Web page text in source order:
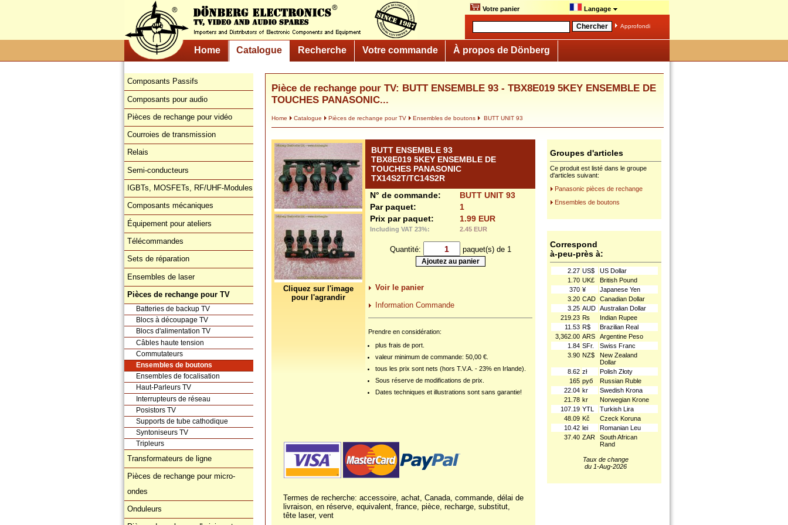
Votre panier Langage
Approfondi
Home Catalogue Recherche Votre commande À propos de Dönberg
Composants Passifs
Composants pour audio
Pièces de rechange pour vidéo
Courroies de transmission
Relais
Semi-conducteurs
IGBTs, MOSFETs, RF/UHF-Modules
Composants mécaniques
Équipement pour ateliers
Télécommandes
Sets de réparation
Ensembles de laser
Pièces de rechange pour TV
Batteries de backup TV
Blocs à découpage TV
Blocs d'alimentation TV
Câbles haute tension
Commutateurs
Ensembles de boutons
Ensembles de focalisation
Haut-Parleurs TV
Interrupteurs de réseau
Posistors TV
Supports de tube cathodique
Syntoniseurs TV
Tripleurs
Transformateurs de ligne
Pièces de rechange pour micro-
ondes
Onduleurs
Pièce de rechange pour TV: BUTT ENSEMBLE 93 - TBX8E019 5KEY ENSEMBLE DE
TOUCHES PANASONIC...
Home Catalogue Pièces de rechange pour TV Ensembles de boutons BUTT UNIT 93
Cliquez sur l'image
pour l'agrandir
BUTT ENSEMBLE 93
TBX8E019 5KEY ENSEMBLE DE
TOUCHES PANASONIC
TX14S2T/TC14S2R
N° de commande:
BUTT UNIT 93
Par paquet:
1
Prix par paquet:
1.99 EUR
Including VAT 23%: 2.45 EUR
Quantité: paquet(s) de 1
Voir le panier
Information Commande
Prendre en considération:
plus frais de port.
valeur minimum de commande: 50,00 €.
tous les prix sont nets (hors T.V.A. - 23% en Irlande).
Sous réserve de modifications de prix.
Dates techniques et illustrations sont sans garantie!
Termes de recherche: accessoire, achat, Canada, commande, délai de
livraison, en réserve, equivalent, france, pièce, recharge, substitut,
tête laser, vent
Groupes d'articles
Ce produit est listé dans le groupe
d'articles suivant:
Panasonic pièces de rechange
Ensembles de boutons
Correspond
à-peu-près à:
2.27 US$
US Dollar
1.70 UK£
British Pound
370 ¥
Japanese Yen
3.20 CAD Canadian Dollar
3.25 AUD Australian Dollar
219.23 ₨
Indian Rupee
11.53 R$
Brazilian Real
3,362.00 ARS
Argentine Peso
1.84 SFr.
Swiss Franc
3.90 NZ$
New Zealand
Dollar
8.62 zł
Polish Złoty
165 руб
Russian Ruble
22.04 kr
Swedish Krona
21.78 kr
Norwegian Krone
107.19 YTL
Turkish Lira
48.09 Kč
Czeck Koruna
10.42 lei
Romanian Leu
37.40 ZAR
South African
Rand
Taux de change
du 1-Aug-2026